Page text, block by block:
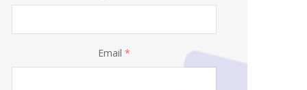
Email*